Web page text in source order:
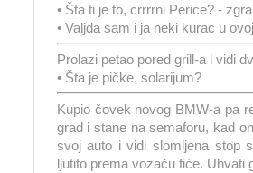
• Šta ti je to, crrrrni Perice? -
• Valjda sam i ja neki kurac u
Prolazi petao pored grill-a i vidi
• Šta je pičke, solarijum?
Kupio čovek novog BMW-a pa
grad i stane na semaforu, kad
svoj auto i vidi slomljena stop
ljutito prema vozaču fiće. Uhvati